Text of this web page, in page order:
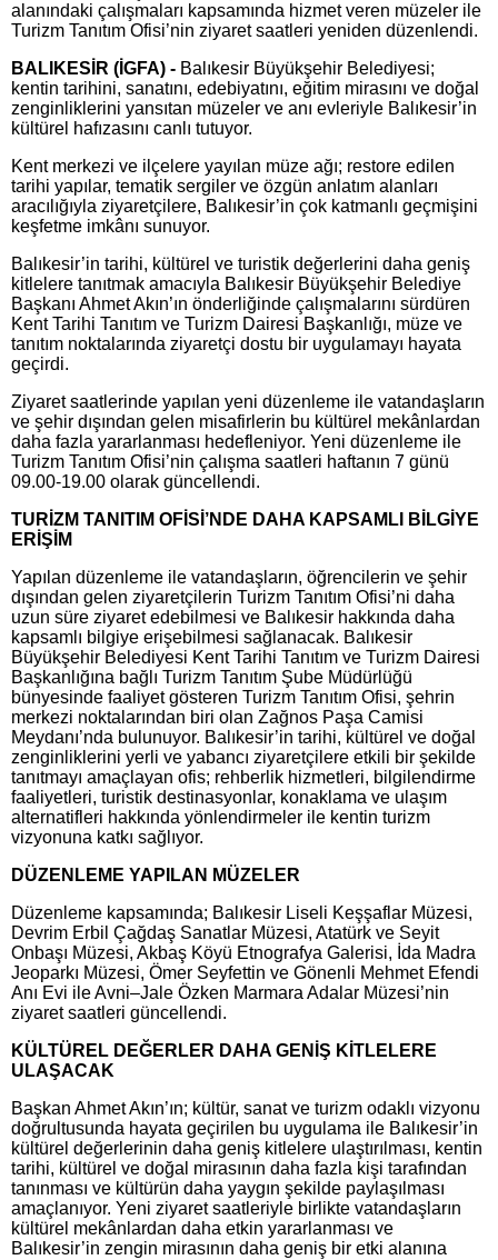
alanındaki çalışmaları kapsamında hizmet veren müzeler ile
Turizm Tanıtım Ofisi’nin ziyaret saatleri yeniden düzenlendi.
BALIKESİR (İGFA) - Balıkesir Büyükşehir Belediyesi;
kentin tarihini, sanatını, edebiyatını, eğitim mirasını ve doğal
zenginliklerini yansıtan müzeler ve anı evleriyle Balıkesir’in
kültürel hafızasını canlı tutuyor.
Kent merkezi ve ilçelere yayılan müze ağı; restore edilen
tarihi yapılar, tematik sergiler ve özgün anlatım alanları
aracılığıyla ziyaretçilere, Balıkesir’in çok katmanlı geçmişini
keşfetme imkânı sunuyor.
Balıkesir’in tarihi, kültürel ve turistik değerlerini daha geniş
kitlelere tanıtmak amacıyla Balıkesir Büyükşehir Belediye
Başkanı Ahmet Akın’ın önderliğinde çalışmalarını sürdüren
Kent Tarihi Tanıtım ve Turizm Dairesi Başkanlığı, müze ve
tanıtım noktalarında ziyaretçi dostu bir uygulamayı hayata
geçirdi.
Ziyaret saatlerinde yapılan yeni düzenleme ile vatandaşların
ve şehir dışından gelen misafirlerin bu kültürel mekânlardan
daha fazla yararlanması hedefleniyor. Yeni düzenleme ile
Turizm Tanıtım Ofisi’nin çalışma saatleri haftanın 7 günü
09.00-19.00 olarak güncellendi.
TURİZM TANITIM OFİSİ’NDE DAHA KAPSAMLI BİLGİYE
ERİŞİM
Yapılan düzenleme ile vatandaşların, öğrencilerin ve şehir
dışından gelen ziyaretçilerin Turizm Tanıtım Ofisi’ni daha
uzun süre ziyaret edebilmesi ve Balıkesir hakkında daha
kapsamlı bilgiye erişebilmesi sağlanacak. Balıkesir
Büyükşehir Belediyesi Kent Tarihi Tanıtım ve Turizm Dairesi
Başkanlığına bağlı Turizm Tanıtım Şube Müdürlüğü
bünyesinde faaliyet gösteren Turizm Tanıtım Ofisi, şehrin
merkezi noktalarından biri olan Zağnos Paşa Camisi
Meydanı’nda bulunuyor. Balıkesir’in tarihi, kültürel ve doğal
zenginliklerini yerli ve yabancı ziyaretçilere etkili bir şekilde
tanıtmayı amaçlayan ofis; rehberlik hizmetleri, bilgilendirme
faaliyetleri, turistik destinasyonlar, konaklama ve ulaşım
alternatifleri hakkında yönlendirmeler ile kentin turizm
vizyonuna katkı sağlıyor.
DÜZENLEME YAPILAN MÜZELER
Düzenleme kapsamında; Balıkesir Liseli Keşşaflar Müzesi,
Devrim Erbil Çağdaş Sanatlar Müzesi, Atatürk ve Seyit
Onbaşı Müzesi, Akbaş Köyü Etnografya Galerisi, İda Madra
Jeoparkı Müzesi, Ömer Seyfettin ve Gönenli Mehmet Efendi
Anı Evi ile Avni–Jale Özken Marmara Adalar Müzesi’nin
ziyaret saatleri güncellendi.
KÜLTÜREL DEĞERLER DAHA GENİŞ KİTLELERE
ULAŞACAK
Başkan Ahmet Akın’ın; kültür, sanat ve turizm odaklı vizyonu
doğrultusunda hayata geçirilen bu uygulama ile Balıkesir’in
kültürel değerlerinin daha geniş kitlelere ulaştırılması, kentin
tarihi, kültürel ve doğal mirasının daha fazla kişi tarafından
tanınması ve kültürün daha yaygın şekilde paylaşılması
amaçlanıyor. Yeni ziyaret saatleriyle birlikte vatandaşların
kültürel mekânlardan daha etkin yararlanması ve
Balıkesir’in zengin mirasının daha geniş bir etki alanına